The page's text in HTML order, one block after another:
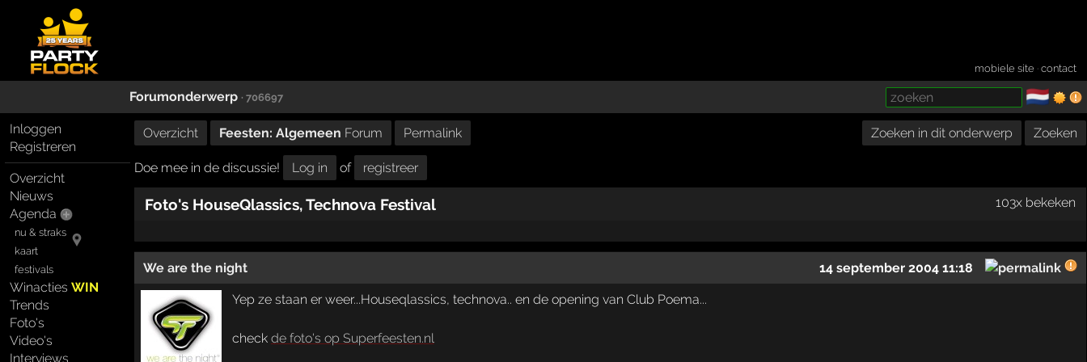
mobiele site ·contact
Forumonderwerp · 706697 🇳🇱
Inloggen
Registreren
Overzicht
Nieuws
Agenda
nu & straks
kaart
festivals
WinactiesWIN
Trends
Foto's
Video's
Interviews
Overzicht Feesten: Algemeen Forum Permalink Zoeken in dit onderwerp Zoeken
Doe mee in de discussie! Log in of registreer
Foto's HouseQlassics, Technova Festival 103x bekeken
We are the night 14 september 2004 11:18
Yep ze staan er weer...Houseqlassics, technova.. en de opening van Club Poema...
check de foto's op Superfeesten.nl